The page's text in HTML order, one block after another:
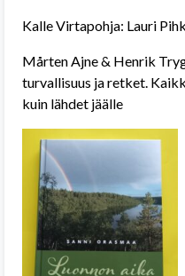
Kalle Virtapohja: Lauri
Mårten Ajne & Henrik
turvallisuus ja retket.
kuin lähdet jäälle